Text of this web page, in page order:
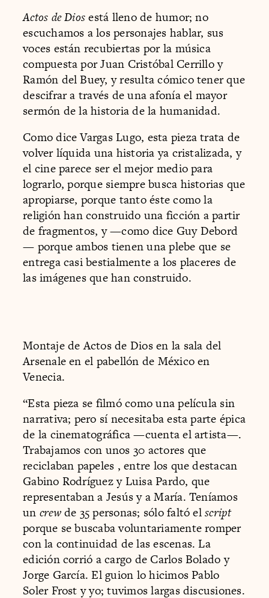
Actos de Diosestá lleno de humor; no
escuchamos a los personajes hablar, sus
voces están recubiertas por la música
compuesta por Juan Cristóbal Cerrillo y
Ramón del Buey, y resulta cómico tener que
descifrar a través de una afonía el mayor
sermón de la historia de la humanidad.
Como dice Vargas Lugo, esta pieza trata de
volver líquida una historia ya cristalizada, y
el cine parece ser el mejor medio para
lograrlo, porque siempre busca historias que
apropiarse, porque tanto éste como la
religión han construido una ficción a partir
de fragmentos, y —como dice Guy Debord
— porque ambos tienen una plebe que se
entrega casi bestialmente a los placeres de
las imágenes que han construido.
Montaje de Actos de Dios en la sala del
Arsenale en el pabellón de México en
Venecia.
“Esta pieza se filmó como una película sin
narrativa; pero sí necesitaba esta parte épica
de la cinematográfica —cuenta el artista—.
Trabajamos con unos 30 actores que
reciclaban papeles , entre los que destacan
Gabino Rodríguez y Luisa Pardo, que
representaban a Jesús y a María. Teníamos
un crewde 35 personas; sólo faltó elscript
porque se buscaba voluntariamente romper
con la continuidad de las escenas. La
edición corrió a cargo de Carlos Bolado y
Jorge García. El guion lo hicimos Pablo
Soler Frost y yo; tuvimos largas discusiones.